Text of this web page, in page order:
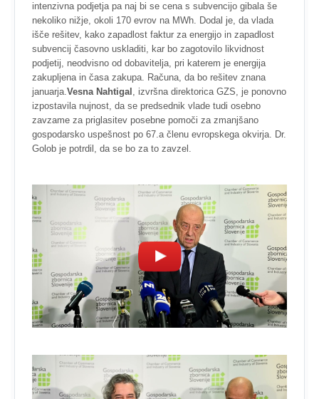
intenzivna podjetja pa naj bi se cena s subvencijo gibala še
nekoliko nižje, okoli 170 evrov na MWh. Dodal je, da vlada
išče rešitev, kako zapadlost faktur za energijo in zapadlost
subvencij časovno uskladiti, kar bo zagotovilo likvidnost
podjetij, neodvisno od dobavitelja, pri katerem je energija
zakupljena in časa zakupa. Računa, da bo rešitev znana
januarja.Vesna Nahtigal , izvršna direktorica GZS, je ponovno
izpostavila nujnost, da se predsednik vlade tudi osebno
zavzame za priglasitev posebne pomoči za zmanjšano
gospodarsko uspešnost po 67.a členu evropskega okvirja. Dr.
Golob je potrdil, da se bo za to zavzel.